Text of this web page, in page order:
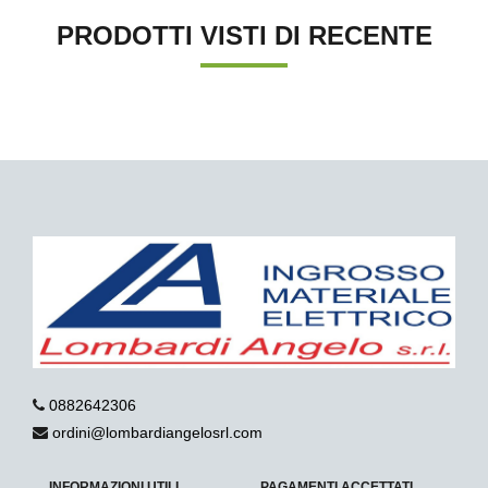
PRODOTTI VISTI DI RECENTE
0882642306
ordini@lombardiangelosrl.com